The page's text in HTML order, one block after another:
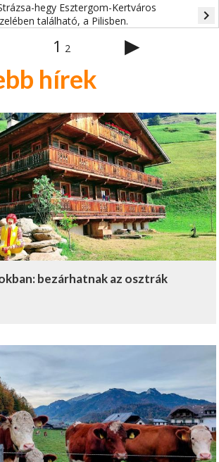
hegy Esztergom-Kertváros
található, a Pilisben.
navigate_next
1 2 ▶
hírek
bezárhatnak az osztrák